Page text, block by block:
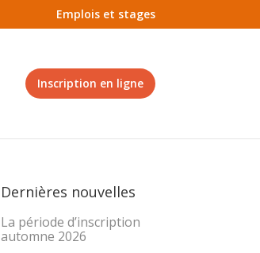
Emplois et stages
Inscription en ligne
Dernières nouvelles
La période d’inscription
automne 2026